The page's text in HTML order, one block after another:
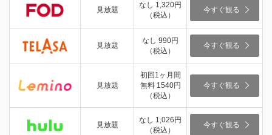
見放題
なし 1,320円
（税込）
今すぐ観る
見放題
なし 990円
（税込）
今すぐ観る
見放題
初回1ヶ月間
無料 1540円
（税込）
今すぐ観る
見放題
なし 1,026円
（税込）
今すぐ観る